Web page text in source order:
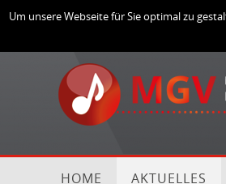
HOME AKTUELLES
Um unsere Webseite für Sie optimal zu